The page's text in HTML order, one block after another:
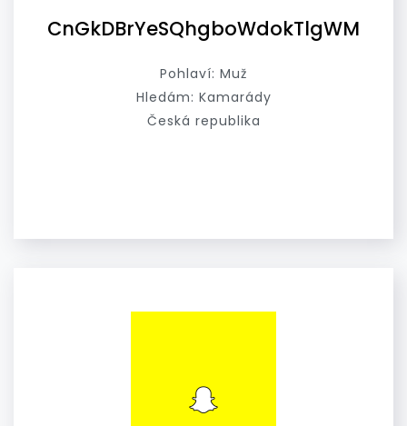
CnGkDBrYeSQhgboWdokTlgWM
Pohlaví: Muž
Hledám: Kamarády
Česká republika